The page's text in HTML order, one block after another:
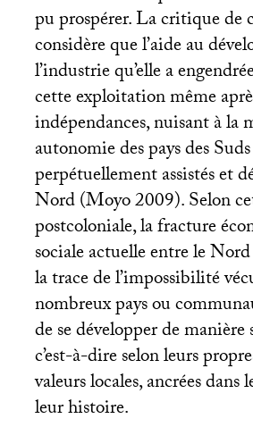
pu prospérer. La critique de
considère que l’aide au
l’industrie qu’elle a
cette exploitation même
indépendances, nuisant à la
autonomie des pays des
perpétuellement assistés et
Nord (Moyo 2009). Selon
postcoloniale, la fracture
sociale actuelle entre le
la trace de l’impossibilité
nombreux pays ou
de se développer de manière
c’est-à-dire selon leurs
valeurs locales, ancrées
leur histoire.